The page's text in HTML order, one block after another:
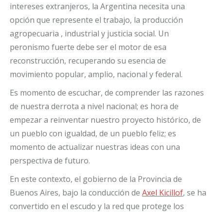
intereses extranjeros, la Argentina necesita una
opción que represente el trabajo, la producción
agropecuaria , industrial y justicia social. Un
peronismo fuerte debe ser el motor de esa
reconstrucción, recuperando su esencia de
movimiento popular, amplio, nacional y federal.
Es momento de escuchar, de comprender las razones
de nuestra derrota a nivel nacional; es hora de
empezar a reinventar nuestro proyecto histórico, de
un pueblo con igualdad, de un pueblo feliz; es
momento de actualizar nuestras ideas con una
perspectiva de futuro.
En este contexto, el gobierno de la Provincia de
Buenos Aires, bajo la conducción de Axel Kicillof, se ha
convertido en el escudo y la red que protege los